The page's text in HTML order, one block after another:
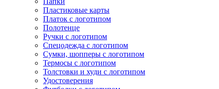
Пластиковые карты
Платок с логотипом
Полотенце
Ручки с логотипом
Спецодежда с логотипом
Сумки, шопперы с логотипом
Термосы с логотипом
Толстовки и худи с логотипом
Удостоверения